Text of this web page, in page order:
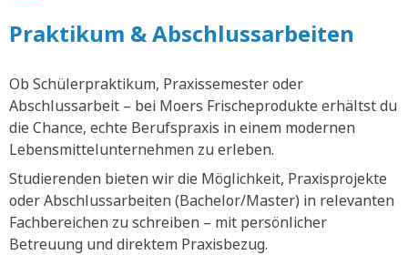
Praktikum & Abschlussarbeiten
Ob Schülerpraktikum, Praxissemester oder
Abschlussarbeit – bei Moers Frischeprodukte erhältst du
die Chance, echte Berufspraxis in einem modernen
Lebensmittelunternehmen zu erleben.
Studierenden bieten wir die Möglichkeit, Praxisprojekte
oder Abschlussarbeiten (Bachelor/Master) in relevanten
Fachbereichen zu schreiben – mit persönlicher
Betreuung und direktem Praxisbezug.